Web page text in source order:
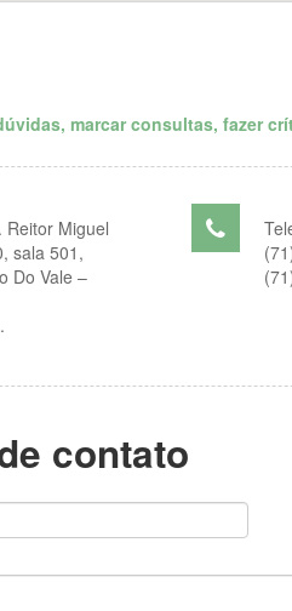
marcar consultas, fazer
Reitor Miguel
sala 501,
Do Vale –
contato